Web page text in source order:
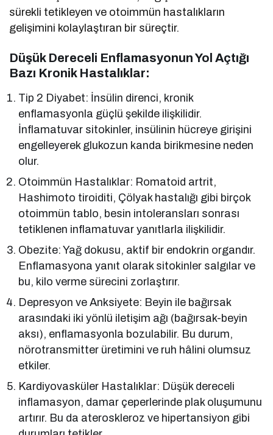
sürekli tetikleyen ve otoimmün hastalıkların
gelişimini kolaylaştıran bir süreçtir.
Düşük Dereceli Enflamasyonun Yol Açtığı
Bazı Kronik Hastalıklar:
Tip 2 Diyabet: İnsülin direnci, kronik
enflamasyonla güçlü şekilde ilişkilidir.
İnflamatuvar sitokinler, insülinin hücreye girişini
engelleyerek glukozun kanda birikmesine neden
olur.
Otoimmün Hastalıklar: Romatoid artrit,
Hashimoto tiroiditi, Çölyak hastalığı gibi birçok
otoimmün tablo, besin intoleransları sonrası
tetiklenen inflamatuvar yanıtlarla ilişkilidir.
Obezite: Yağ dokusu, aktif bir endokrin organdır.
Enflamasyona yanıt olarak sitokinler salgılar ve
bu, kilo verme sürecini zorlaştırır.
Depresyon ve Anksiyete: Beyin ile bağırsak
arasındaki iki yönlü iletişim ağı (bağırsak-beyin
aksı), enflamasyonla bozulabilir. Bu durum,
nörotransmitter üretimini ve ruh hâlini olumsuz
etkiler.
Kardiyovasküler Hastalıklar: Düşük dereceli
inflamasyon, damar çeperlerinde plak oluşumunu
artırır. Bu da ateroskleroz ve hipertansiyon gibi